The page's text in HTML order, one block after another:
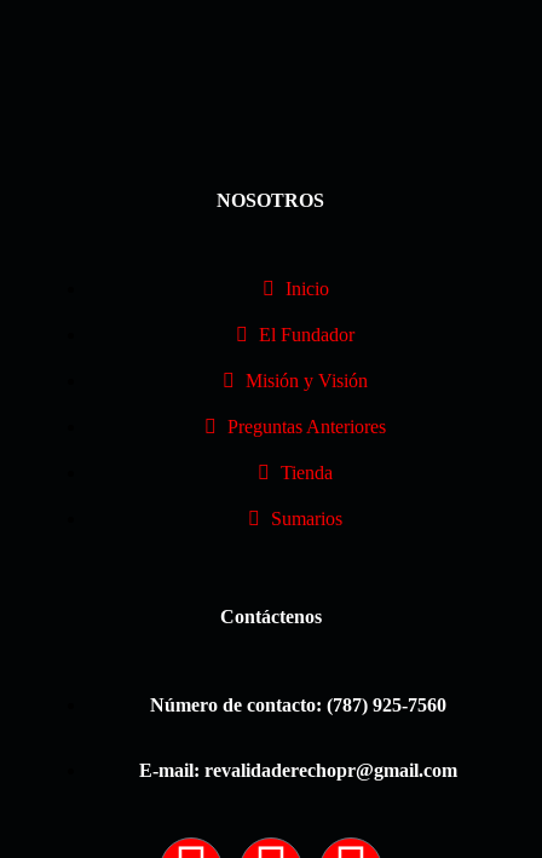
NOSOTROS
Inicio
El Fundador
Misión y Visión
Preguntas Anteriores
Tienda
Sumarios
Contáctenos
Número de contacto: (787) 925-7560
E-mail: revalidaderechopr@gmail.com